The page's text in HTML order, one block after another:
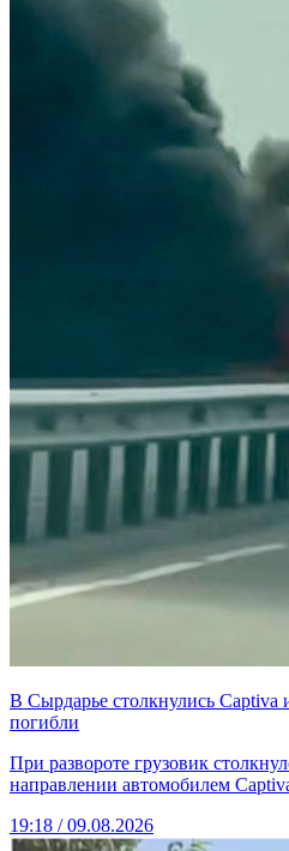
В Сырдарье столкнулись Captiva
погибли
При развороте грузовик
направлении автомобилем
19:18 / 09.08.2026